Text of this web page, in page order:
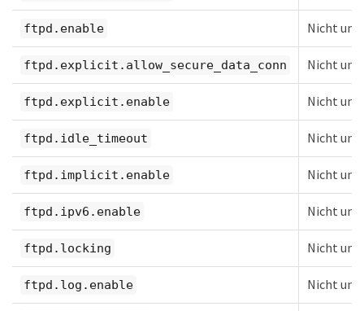
ftpd.enable Nicht
ftpd.explicit.allow_secure_data_conn Nicht
ftpd.explicit.enable Nicht
ftpd.idle_timeout Nicht
ftpd.implicit.enable Nicht
ftpd.ipv6.enable Nicht
ftpd.locking Nicht
ftpd.log.enable Nicht